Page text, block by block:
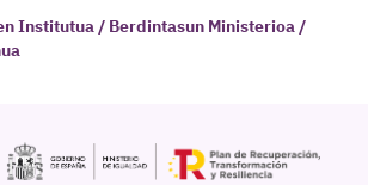
Institutua / Berdintasun Ministerioa /